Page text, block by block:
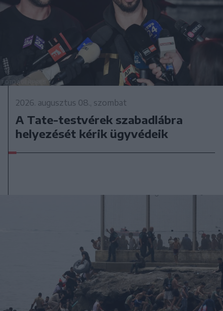
2026. augusztus 08., szombat
A Tate-testvérek szabadlábra
helyezését kérik ügyvédeik